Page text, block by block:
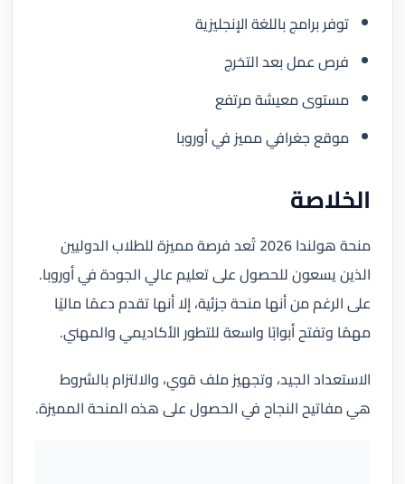
توفر برامج باللغة الإنجليزية
فرص عمل بعد التخرج
مستوى معيشة مرتفع
موقع جغرافي مميز في أوروبا
الخلاصة
منحة هولندا 2026 تُعد فرصة مميزة للطلاب الدوليين
الذين يسعون للحصول على تعليم عالي الجودة في أوروبا.
على الرغم من أنها منحة جزئية، إلا أنها تقدم دعمًا ماليًا
مهمًا وتفتح أبوابًا واسعة للتطور الأكاديمي والمهني.
الاستعداد الجيد، وتجهيز ملف قوي، والالتزام بالشروط
هي مفاتيح النجاح في الحصول على هذه المنحة المميزة.